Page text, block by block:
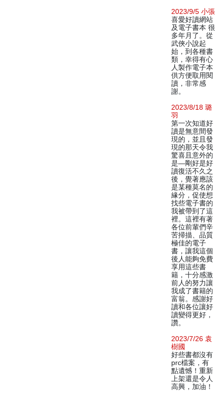
2023/9/5 小張
喜愛好讀網站
及電子書本 很
多年月了。從
武俠小說起
始，到各種書
類，幸得有心
人製作電子本
供方便取用閱
讀，非常感
謝。
2023/8/18 璐
羽
第一次知道好
讀是無意間發
現的，並且發
現的那天令我
驚喜且意外的
是—剛好是好
讀復活不久之
後，覺著應該
是某種莫名的
緣分，促使想
找些電子書的
我被帶到了這
裡。這裡有著
各位前輩們辛
苦掃描、品質
極佳的電子
書，讓我這個
後人能夠免費
享用這些書
籍，十分感激
前人的努力讓
我成了書籍的
富翁。感謝好
讀和各位讓好
讀變得更好，
讚。
2023/7/26 袁
樹國
好些書都沒有
prc檔案，有
點遺憾！重新
上架還是令人
高興，加油！